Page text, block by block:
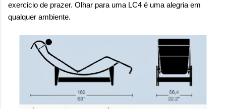
exercicio de prazer. Olhar para uma LC4 é uma alegria em
qualquer ambiente.